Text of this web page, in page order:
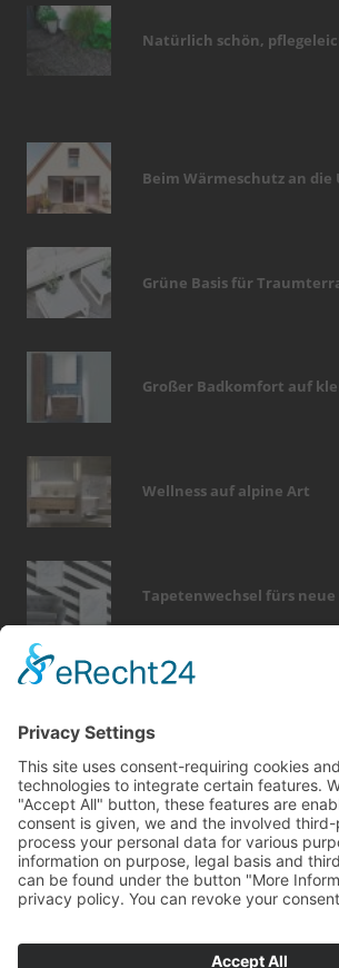
Natürlich schön,
Beim Wärmeschutz an
Grüne Basis für
Großer Badkomfort auf
Wellness auf alpine Art
Tapetenwechsel fürs
kamin elektro hausbau
immobilien
dämmung entfeuchtung
modernisieren
wellness heizung
küche
photovoltaik dach